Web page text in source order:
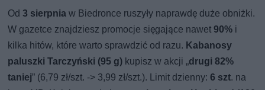
Od3 sierpnia w Biedronce ruszyły naprawdę duże obniżki.
W gazetce znajdziesz promocje sięgające nawet90% i
kilka hitów, które warto sprawdzić od razu. Kabanosy
paluszki Tarczyński (95 g) kupisz w akcji „drugi 82%
taniej” (6,79 zł/szt. -> 3,99 zł/szt.). Limit dzienny:6 szt. na